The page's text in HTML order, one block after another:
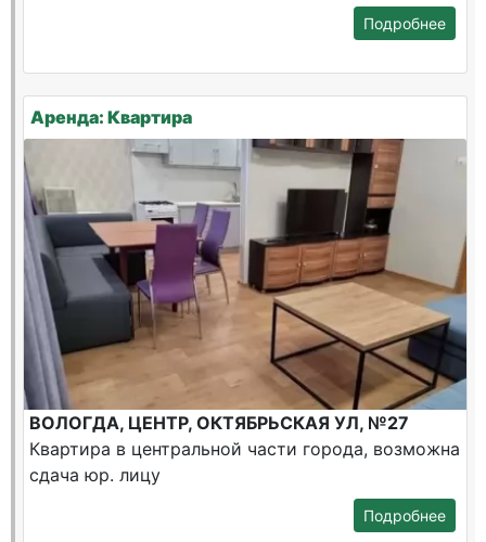
Подробнее
Аренда: Квартира
ВОЛОГДА, ЦЕНТР, ОКТЯБРЬСКАЯ УЛ, №27
Квартира в центральной части города, возможна
сдача юр. лицу
Подробнее